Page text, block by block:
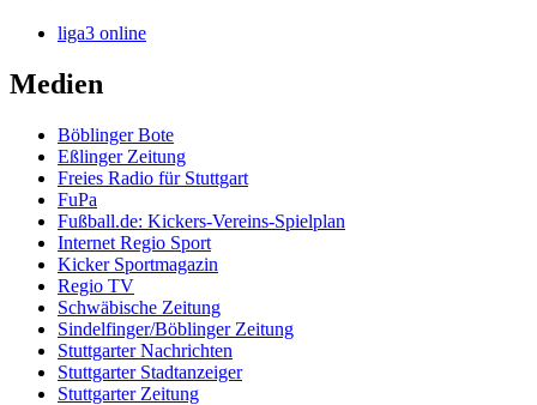
liga3 online
Medien
Böblinger Bote
Eßlinger Zeitung
Freies Radio für Stuttgart
FuPa
Fußball.de: Kickers-Vereins-Spielplan
Internet Regio Sport
Kicker Sportmagazin
Regio TV
Schwäbische Zeitung
Sindelfinger/Böblinger Zeitung
Stuttgarter Nachrichten
Stuttgarter Stadtanzeiger
Stuttgarter Zeitung